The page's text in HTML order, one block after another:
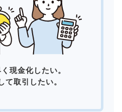
現金化したい。
て取引したい。